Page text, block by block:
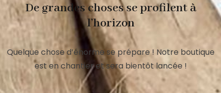
De grandes choses se profilent à
l’horizon
Quelque chose d’énorme se prépare ! Notre boutique
est en chantier et sera bientôt lancée !